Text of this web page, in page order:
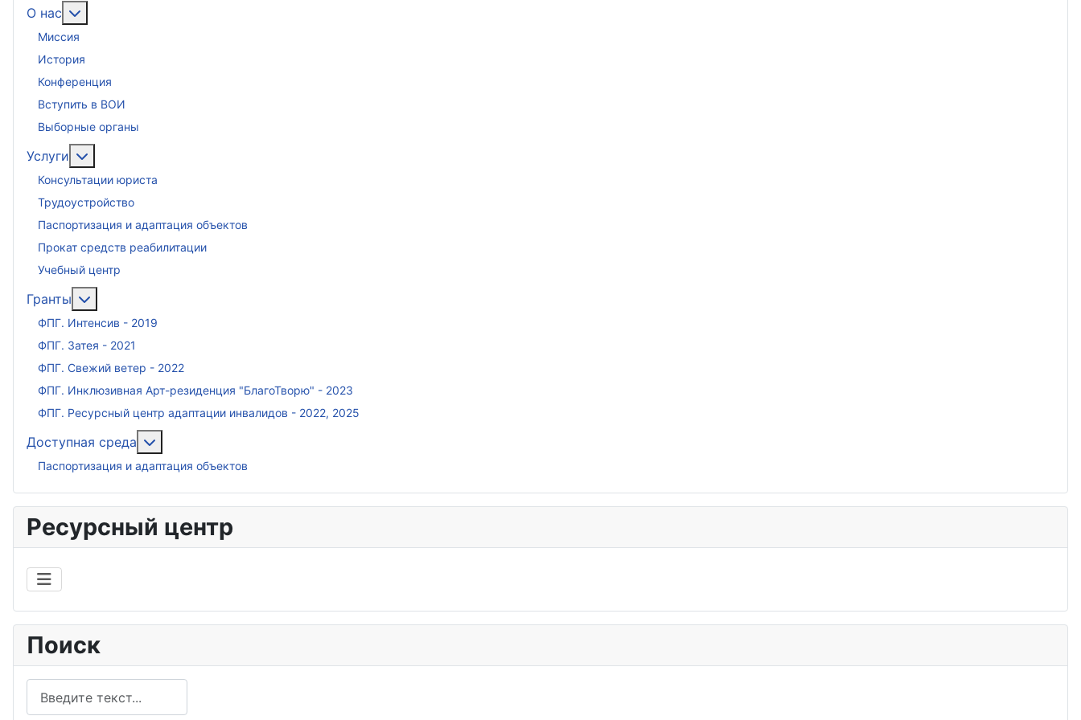
О нас
Миссия
История
Конференция
Вступить в ВОИ
Выборные органы
Услуги
Консультации юриста
Трудоустройство
Паспортизация и адаптация объектов
Прокат средств реабилитации
Учебный центр
Гранты
ФПГ. Интенсив - 2019
ФПГ. Затея - 2021
ФПГ. Свежий ветер - 2022
ФПГ. Инклюзивная Арт-резиденция "БлагоТворю" - 2023
ФПГ. Ресурсный центр адаптации инвалидов - 2022, 2025
Доступная среда
Паспортизация и адаптация объектов
Ресурсный центр
Поиск